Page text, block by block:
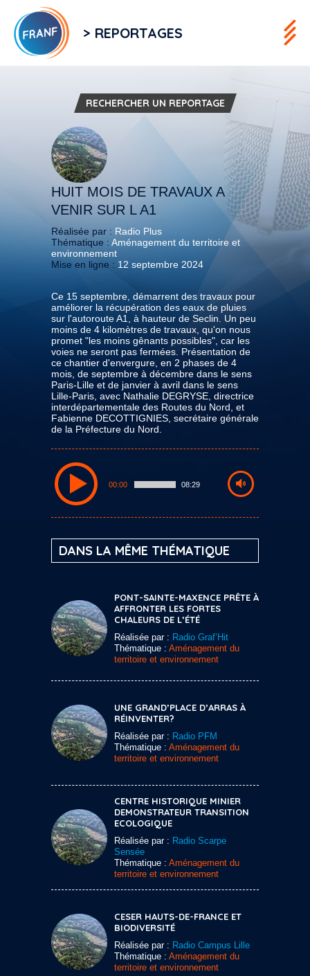
> REPORTAGES
RECHERCHER UN REPORTAGE
HUIT MOIS DE TRAVAUX A
VENIR SUR L A1
Réalisée par : Radio Plus
Thématique : Aménagement du territoire et
environnement
Mise en ligne : 12 septembre 2024
Ce 15 septembre, démarrent des travaux pour
améliorer la récupération des eaux de pluies
sur l'autoroute A1, à hauteur de Seclin. Un peu
moins de 4 kilomètres de travaux, qu'on nous
promet "les moins gênants possibles", car les
voies ne seront pas fermées. Présentation de
ce chantier d'envergure, en 2 phases de 4
mois, de septembre à décembre dans le sens
Paris-Lille et de janvier à avril dans le sens
Lille-Paris, avec Nathalie DEGRYSE, directrice
interdépartementale des Routes du Nord, et
Fabienne DECOTTIGNIES, secrétaire générale
de la Préfecture du Nord.
00:00 08:29
DANS LA MÊME THÉMATIQUE
PONT-SAINTE-MAXENCE PRÊTE À
AFFRONTER LES FORTES
CHALEURS DE L’ÉTÉ
Réalisée par : Radio Graf’Hit
Thématique : Aménagement du
territoire et environnement
UNE GRAND’PLACE D’ARRAS À
RÉINVENTER?
Réalisée par : Radio PFM
Thématique : Aménagement du
territoire et environnement
CENTRE HISTORIQUE MINIER
DEMONSTRATEUR TRANSITION
ECOLOGIQUE
Réalisée par : Radio Scarpe
Sensée
Thématique : Aménagement du
territoire et environnement
CESER HAUTS-DE-FRANCE ET
BIODIVERSITÉ
Réalisée par : Radio Campus Lille
Thématique : Aménagement du
territoire et environnement